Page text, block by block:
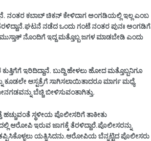
ನಂತರ ಕಬಾಬ್ ಚಿಕನ್ ಕೇಳಿದಾಗ ಅಂಗಡಿಯಲ್ಲಿ ಇಲ್ಲ ಎಂಬ
ನಡೆದ ಒಂದು ಗಂಟೆ ನಂತರ ಪುನಃ ಅಂಗಡಿಗೆ
ನೊಂದಿಗೆ ಇದ್ದ ಮತ್ತೊಬ್ಬ ಜಗಳ ಮಾಡಬೇಡಿ ಎಂದು
ಇರಿದಿದ್ದಾನೆ. ಬುದ್ದಿ ಹೇಳಲು ಹೋದ ಮತ್ತೊಬ್ಬನಿಗೂ
ಕೂಡಲೇ ಆಸ್ಪತ್ರೆಗೆ ಸಾಗಿಸಲಾಯಿತಾದರೂ ಮಾರ್ಗ ಮಧ್ಯೆ
ಬೆಚ್ಚಿ ಬೀಳಿಸುವಂತಾಗಿತ್ತು.
ಸ್ಥಳೀಯ ಪೊಲೀಸರಿಗೆ ತಾಕೀತು
ಆರೋಪಿ ಇರುವ ಜಾಗಕ್ಕೆ ತೆರಳಿದ್ದಾರೆ.ಪೊಲೀಸರನ್ನು
ಯತ್ನಿಸಿದನು.ಆರೋಪಿಯ ಬೆನ್ನಟ್ಟಿದ ಪೊಲೀಸರು